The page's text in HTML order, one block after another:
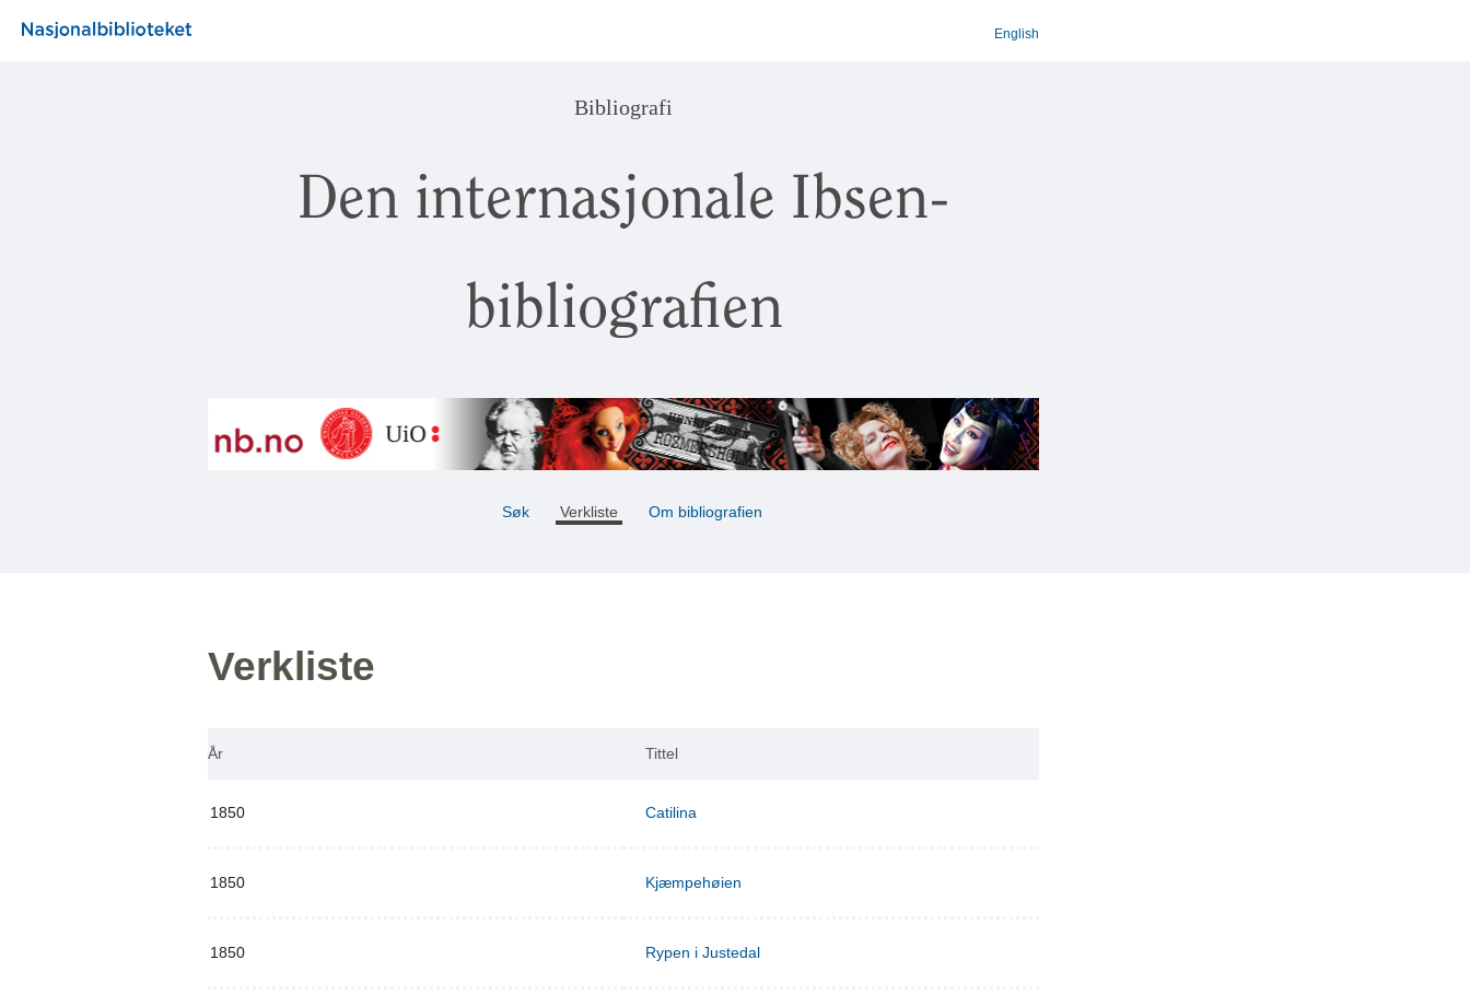
English
Bibliografi
Den internasjonale Ibsen-
bibliografien
Søk Verkliste Om bibliografien
Verkliste
År Tittel
1850 Catilina
1850 Kjæmpehøien
1850 Rypen i Justedal